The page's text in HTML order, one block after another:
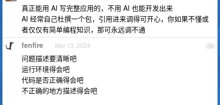
真正能用 AI 写完整应用的，不用 AI 也能开发出来
AI 经常自己杜撰一个包，引用进来调得可开心，你如果不懂或
者仅仅有简单编程知识，那可永远调不通
16
fenfire Mar 13, 2024
问题描述要清晰吧
运行环境得会吧
代码是否正确得会吧
不正确的地方描述得会吧